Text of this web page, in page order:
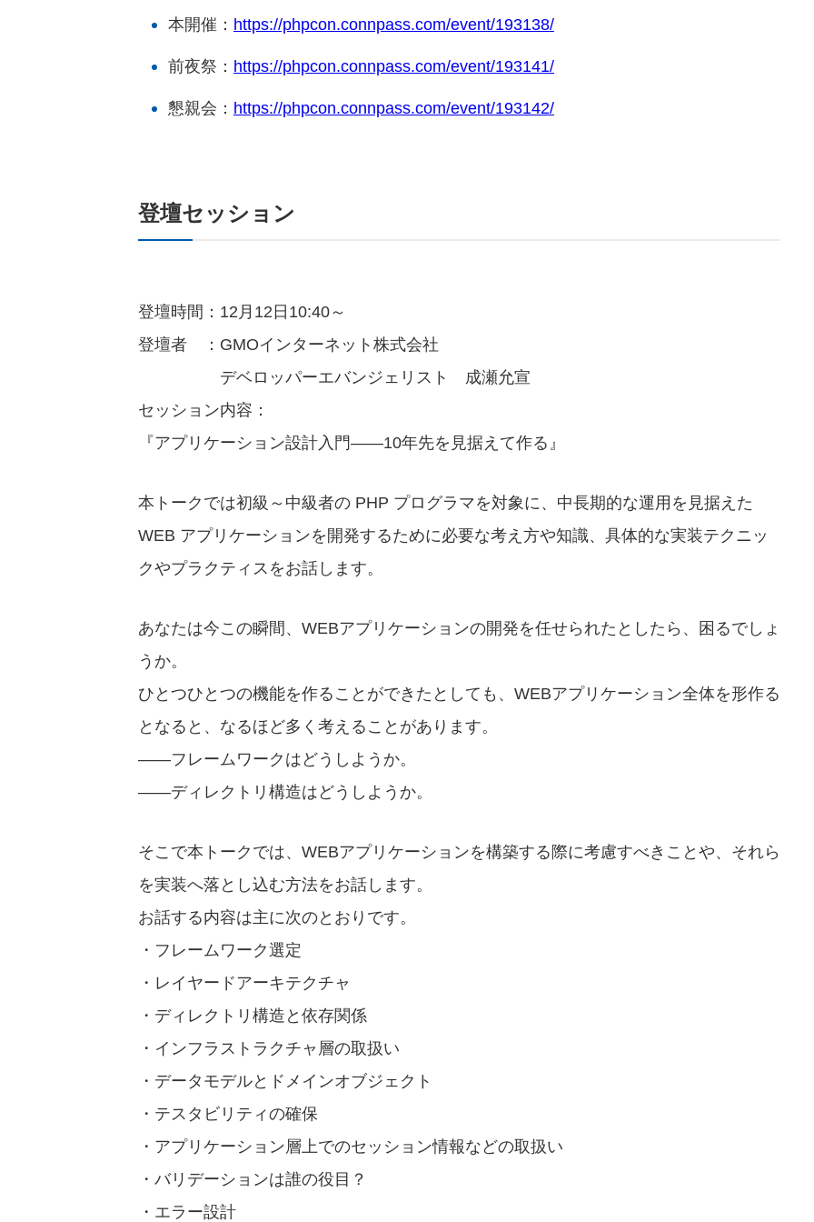
本開催： https://phpcon.connpass.com/event/193138/
前夜祭： https://phpcon.connpass.com/event/193141/
懇親会： https://phpcon.connpass.com/event/193142/
登壇セッション
登壇時間：12月12日10:40～
登壇者 ：GMOインターネット株式会社
デベロッパーエバンジェリスト 成瀬允宣
セッション内容：
『アプリケーション設計入門――10年先を見据えて作る』
本トークでは初級～中級者の PHP プログラマを対象に、中長期的な運用を見据えた
WEB アプリケーションを開発するために必要な考え方や知識、具体的な実装テクニッ
クやプラクティスをお話します。
あなたは今この瞬間、WEBアプリケーションの開発を任せられたとしたら、困るでしょ
うか。
ひとつひとつの機能を作ることができたとしても、WEBアプリケーション全体を形作る
となると、なるほど多く考えることがあります。
――フレームワークはどうしようか。
――ディレクトリ構造はどうしようか。
そこで本トークでは、WEBアプリケーションを構築する際に考慮すべきことや、それら
を実装へ落とし込む方法をお話します。
お話する内容は主に次のとおりです。
・フレームワーク選定
・レイヤードアーキテクチャ
・ディレクトリ構造と依存関係
・インフラストラクチャ層の取扱い
・データモデルとドメインオブジェクト
・テスタビリティの確保
・アプリケーション層上でのセッション情報などの取扱い
・バリデーションは誰の役目？
・エラー設計